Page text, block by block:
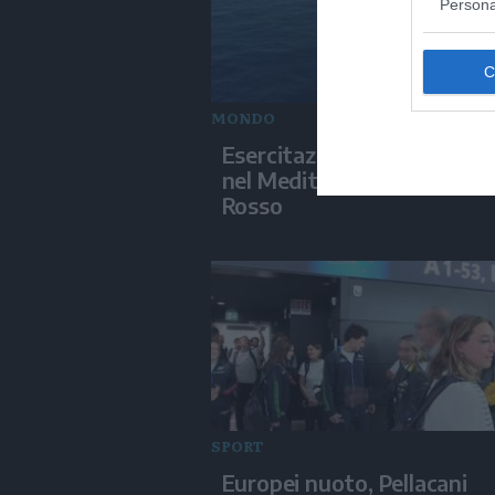
MONDO
Esercitazioni militari
nel Mediterraneo e nel Mar
Rosso
SPORT
Europei nuoto, Pellacani